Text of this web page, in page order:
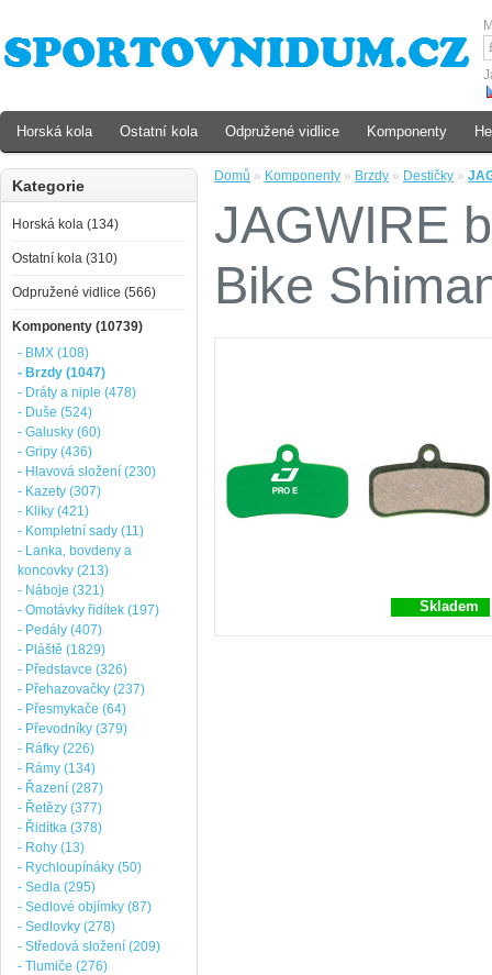
Domů » Komponenty » Brzdy » Destičky »
JAGWIRE
Bike
Skladem
Kategorie
Horská kola (134)
Ostatní kola (310)
Odpružené vidlice (566)
Komponenty (10739)
- BMX (108)
- Brzdy (1047)
- Dráty a niple (478)
- Duše (524)
- Galusky (60)
- Gripy (436)
- Hlavová složení (230)
- Kazety (307)
- Kliky (421)
- Kompletní sady (11)
- Lanka, bovdeny a
koncovky (213)
- Náboje (321)
- Omotávky řidítek (197)
- Pedály (407)
- Pláště (1829)
- Představce (326)
- Přehazovačky (237)
- Přesmykače (64)
- Převodníky (379)
- Ráfky (226)
- Rámy (134)
- Řazení (287)
- Řetězy (377)
- Řidítka (378)
- Rohy (13)
- Rychloupínáky (50)
- Sedla (295)
- Sedlové objímky (87)
- Sedlovky (278)
- Středová složení (209)
- Tlumiče (276)
Horská kola Ostatní kola Odpružené vidlice Komponenty